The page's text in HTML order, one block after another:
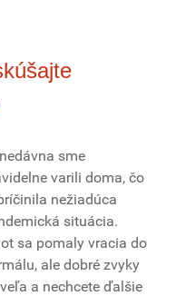
sme
varili doma, čo
nežiadúca
situácia.
sa pomaly vracia do
ale dobré zvyky
a nechcete ďalšie